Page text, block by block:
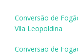
Conversão de
Vila Leopoldina
Conversão de